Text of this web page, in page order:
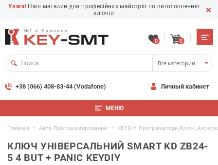
Увага! Наш магазин для професійних майстрів по виготовленню
ключів
0 0
Все категории
+38 (066) 408-83-44 (Vodafone) Личный кабинет
МЕНЮ
Главная Авто Программирование KEYDIY
КЛЮЧ УНІВЕРСАЛЬНИЙ SMART KD ZB24-
5 4 BUT + PANIC KEYDIY